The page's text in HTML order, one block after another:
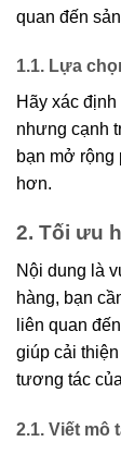
quan đến
1.1. Lựa
Hãy xác
nhưng cạnh
bạn mở rộng
hơn.
2. Tối ưu
Nội dung là
hàng, bạn
liên quan
giúp cải
tương tác
2.1. Viết mô